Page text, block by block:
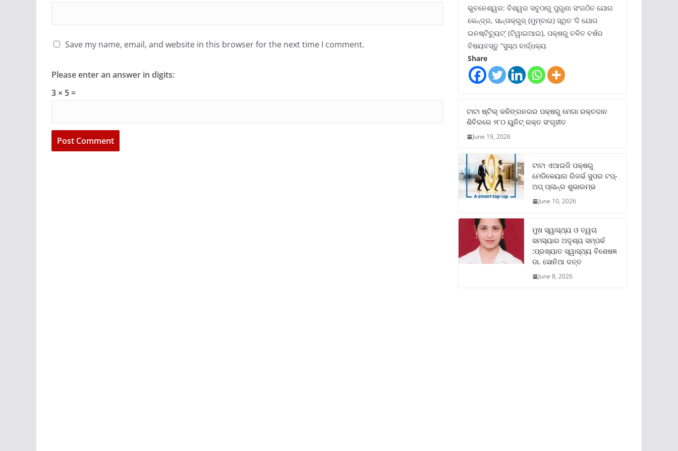
Save my name, email, and website in this browser for the next time I comment.
Please enter an answer in digits:
3 × 5 =
ଭୁବନେଶ୍ୱର: ବିଶ୍ୱର ସବୁଠାରୁ ପୁରୁଣା ସଂଗଠିତ ଯୋଗ
କେନ୍ଦ୍ର, ସାନ୍ତାକ୍ରୁଜ୍ (ମୁମ୍ବାଇ) ସ୍ଥିତ ‘ଦି ଯୋଗ
ଇନଷ୍ଟିଚ୍ୟୁଟ୍‌’ (ଟିୱାଇଆଇ), ପକ୍ଷରୁ ଚଳିତ ବର୍ଷର
ବିଷୟବସ୍ତୁ “ସୁସ୍ଥ ବାର୍ଦ୍ଧକ୍ୟ
Share
ଟାଟା ଷ୍ଟିଲ୍‌ କଳିଙ୍ଗନଗର ପକ୍ଷରୁ ମେଗା ରକ୍ତଦାନ
ଶିବିରରେ ୨୮୦ ୟୁନିଟ୍‌ ରକ୍ତ ସଂଗୃହୀତ
June 19, 2026
ଟାଟା ଏଆଇଜି ପକ୍ଷରୁ
ମେଡିକେୟାର ରିଜର୍ଭ ସୁପର ଟପ୍‌-
ଅପ୍ ପ୍ଲାନ୍‌ର ଶୁଭାରମ୍ଭ
June 10, 2026
ମୁଖ ସ୍ୱାସ୍ଥ୍ୟ ଓ ତ୍ୱଚା
ସମସ୍ୟାର ଅଦୃଶ୍ୟ ସମ୍ପର୍କ
:ପ୍ରଖ୍ୟାତ ସ୍ୱାସ୍ଥ୍ୟ ବିଶେଷଜ୍ଞ
ଡା. ସୋନିଆ ଦତ୍ତ
June 8, 2026